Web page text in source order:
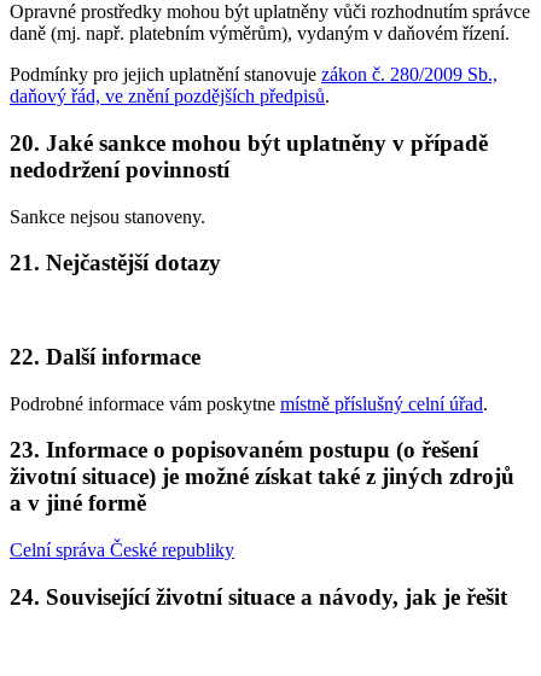
Opravné prostředky mohou být uplatněny vůči rozhodnutím správce
daně (mj. např. platebním výměrům), vydaným v daňovém řízení.
Podmínky pro jejich uplatnění stanovuje zákon č. 280/2009 Sb.,
daňový řád, ve znění pozdějších předpisů.
20. Jaké sankce mohou být uplatněny v případě
nedodržení povinností
Sankce nejsou stanoveny.
21. Nejčastější dotazy
22. Další informace
Podrobné informace vám poskytne místně příslušný celní úřad.
23. Informace o popisovaném postupu (o řešení
životní situace) je možné získat také z jiných zdrojů
a v jiné formě
Celní správa České republiky
24. Související životní situace a návody, jak je řešit